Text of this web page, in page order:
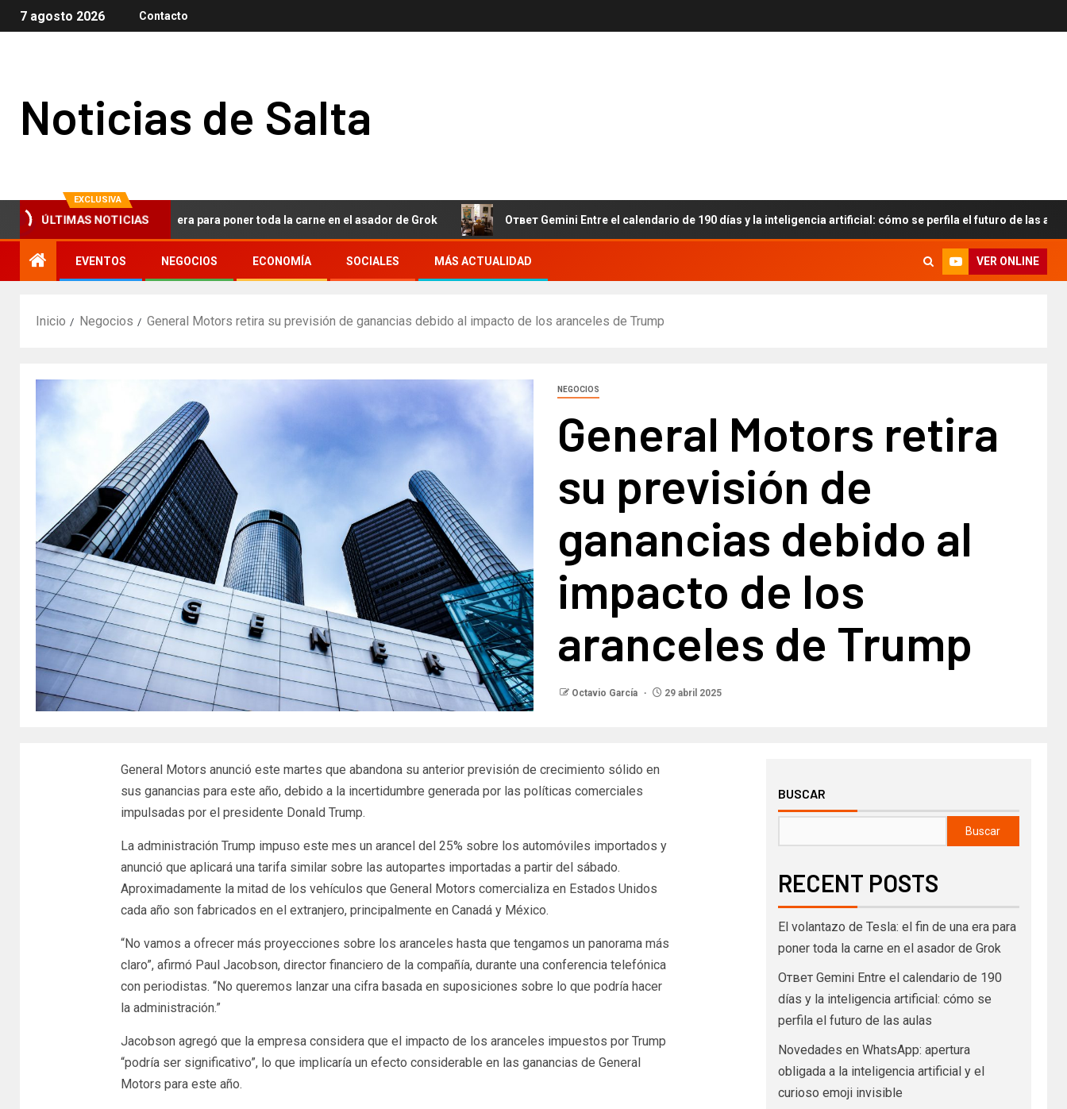
7 agosto 2026 Contacto
Noticias de Salta
EXCLUSIVA
ÚLTIMAS NOTICIAS
de Tesla: el fin de una era para poner toda la carne en el asador de Grok Ответ Gemini Entre el calendario de 190 días y la inteligencia artificial: cómo se perfila el futuro de las aulas
EVENTOS NEGOCIOS ECONOMÍA SOCIALES MÁS ACTUALIDAD VER ONLINE
Inicio Negocios General Motors retira su previsión de ganancias debido al impacto de los aranceles de Trump
NEGOCIOS
General Motors retira
su previsión de
ganancias debido al
impacto de los
aranceles de Trump
Octavio García 29 abril 2025
General Motors anunció este martes que abandona su anterior previsión de crecimiento sólido en
sus ganancias para este año, debido a la incertidumbre generada por las políticas comerciales
impulsadas por el presidente Donald Trump.
La administración Trump impuso este mes un arancel del 25% sobre los automóviles importados y
anunció que aplicará una tarifa similar sobre las autopartes importadas a partir del sábado.
Aproximadamente la mitad de los vehículos que General Motors comercializa en Estados Unidos
cada año son fabricados en el extranjero, principalmente en Canadá y México.
“No vamos a ofrecer más proyecciones sobre los aranceles hasta que tengamos un panorama más
claro”, afirmó Paul Jacobson, director financiero de la compañía, durante una conferencia telefónica
con periodistas. “No queremos lanzar una cifra basada en suposiciones sobre lo que podría hacer
la administración.”
Jacobson agregó que la empresa considera que el impacto de los aranceles impuestos por Trump
“podría ser significativo”, lo que implicaría un efecto considerable en las ganancias de General
Motors para este año.
BUSCAR
Buscar
RECENT POSTS
El volantazo de Tesla: el fin de una era para
poner toda la carne en el asador de Grok
Ответ Gemini Entre el calendario de 190
días y la inteligencia artificial: cómo se
perfila el futuro de las aulas
Novedades en WhatsApp: apertura
obligada a la inteligencia artificial y el
curioso emoji invisible